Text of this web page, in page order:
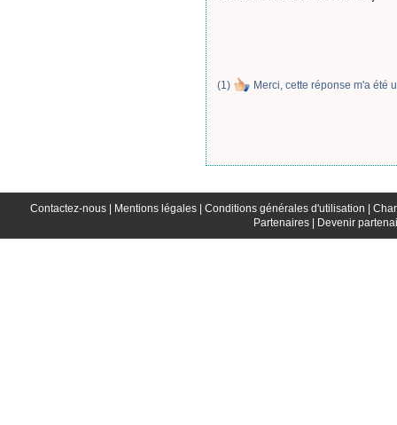
(1) Merci, cette réponse m'a été
Contactez-nous | Mentions légales | Conditions générales d'utilisation |
Partenaires |
Devenir